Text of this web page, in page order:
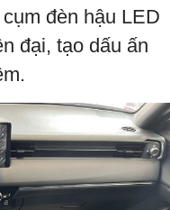
đèn hậu LED
đại, tạo dấu ấn